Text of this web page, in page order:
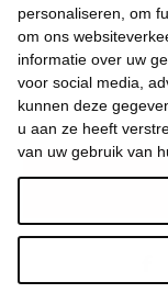
personaliseren, om
om ons
informatie over uw
voor social media,
kunnen deze
u aan ze heeft
van uw gebruik van